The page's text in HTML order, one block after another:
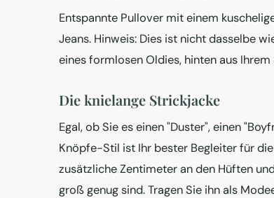
Entspannte Pullover mit einem
Jeans. Hinweis: Dies ist nicht dasselbe
eines formlosen Oldies, hinten aus
Die knielange Strickjacke
Egal, ob Sie es einen "Duster", einen
Knöpfe-Stil ist Ihr bester Begleiter für
zusätzliche Zentimeter an den Hüften
groß genug sind. Tragen Sie ihn als